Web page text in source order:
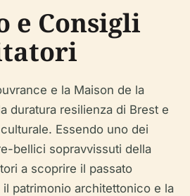
e Consigli
e la Maison de la
duratura resilienza di Brest e
Essendo uno dei
bellici sopravvissuti della
a scoprire il passato
patrimonio architettonico e la